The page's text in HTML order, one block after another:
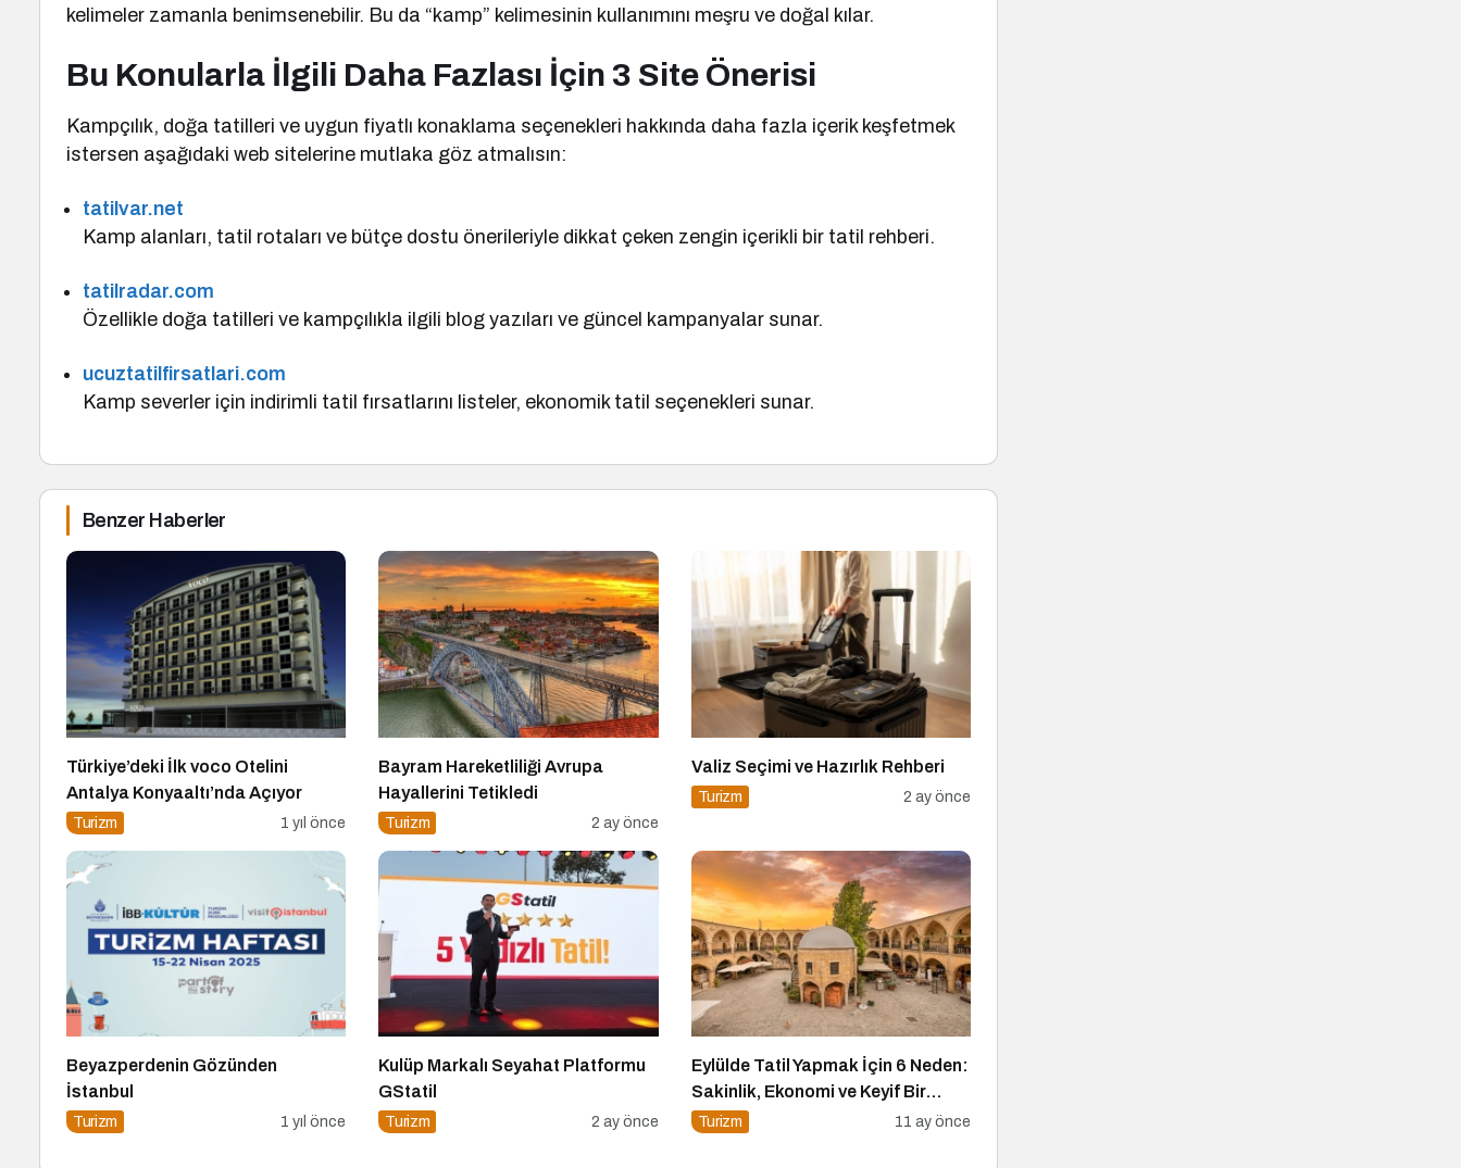
kelimeler zamanla benimsenebilir. Bu da “kamp” kelimesinin kullanımını meşru ve doğal kılar.
Bu Konularla İlgili Daha Fazlası İçin 3 Site Önerisi
Kampçılık, doğa tatilleri ve uygun fiyatlı konaklama seçenekleri hakkında daha fazla içerik keşfetmek
istersen aşağıdaki web sitelerine mutlaka göz atmalısın:
tatilvar.net
Kamp alanları, tatil rotaları ve bütçe dostu önerileriyle dikkat çeken zengin içerikli bir tatil rehberi.
tatilradar.com
Özellikle doğa tatilleri ve kampçılıkla ilgili blog yazıları ve güncel kampanyalar sunar.
ucuztatilfirsatlari.com
Kamp severler için indirimli tatil fırsatlarını listeler, ekonomik tatil seçenekleri sunar.
Benzer Haberler
Türkiye’deki İlk voco Otelini
Antalya Konyaaltı’nda Açıyor
Turizm 1 yıl önce
Bayram Hareketliliği Avrupa
Hayallerini Tetikledi
Turizm 2 ay önce
Valiz Seçimi ve Hazırlık Rehberi
Turizm 2 ay önce
Beyazperdenin Gözünden
İstanbul
Turizm 1 yıl önce
Kulüp Markalı Seyahat Platformu
GStatil
Turizm 2 ay önce
Eylülde Tatil Yapmak İçin 6 Neden:
Sakinlik, Ekonomi ve Keyif Bir
Arada
Turizm 11 ay önce